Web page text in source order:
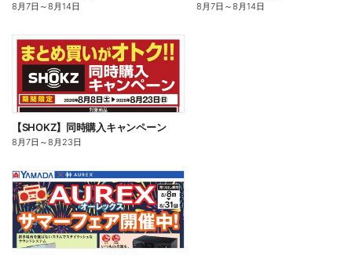
8月7日 ～8月14日 8月7日 ～8月14日
【SHOKZ】同時購入キャンペーン
8月7日 ～8月23日